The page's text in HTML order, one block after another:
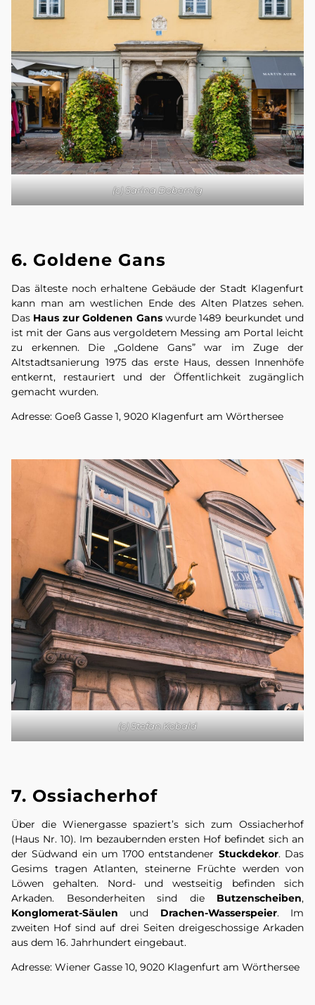
(c) Sarina Dobernig
6. Goldene Gans
Das älteste noch erhaltene Gebäude der Stadt Klagenfurt
kann man am westlichen Ende des Alten Platzes sehen.
Das Haus zur Goldenen Ganswurde 1489 beurkundet und
ist mit der Gans aus vergoldetem Messing am Portal leicht
zu erkennen. Die „Goldene Gans” war im Zuge der
Altstadtsanierung 1975 das erste Haus, dessen Innenhöfe
entkernt, restauriert und der Öffentlichkeit zugänglich
gemacht wurden.
Adresse: Goeß Gasse 1, 9020 Klagenfurt am Wörthersee
(c) Stefan Kobald
7. Ossiacherhof
Über die Wienergasse spaziert’s sich zum Ossiacherhof
(Haus Nr. 10). Im bezaubernden ersten Hof befindet sich an
der Südwand ein um 1700 entstandener Stuckdekor. Das
Gesims tragen Atlanten, steinerne Früchte werden von
Löwen gehalten. Nord- und westseitig befinden sich
Arkaden. Besonderheiten sind die Butzenscheiben,
Konglomerat-Säulen und Drachen-Wasserspeier. Im
zweiten Hof sind auf drei Seiten dreigeschossige Arkaden
aus dem 16. Jahrhundert eingebaut.
Adresse: Wiener Gasse 10, 9020 Klagenfurt am Wörthersee